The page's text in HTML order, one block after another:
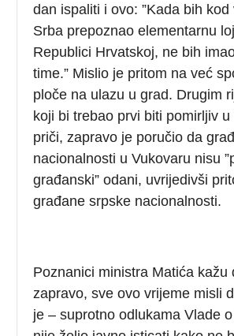
dan ispaliti i ovo: ”Kada bih
Srba prepoznao elementarnu
Republici Hrvatskoj, ne bih
time.” Mislio je pritom na već
ploče na ulazu u grad. Drugim
koji bi trebao prvi biti pomirljiv u
priči, zapravo je poručio da
nacionalnosti u Vukovaru nisu
građanski” odani, uvrijedivši
građane srpske nacionalnosti.
Poznanici ministra Matića kažu
zapravo, sve ovo vrijeme misli
je – suprotno odlukama Vlade